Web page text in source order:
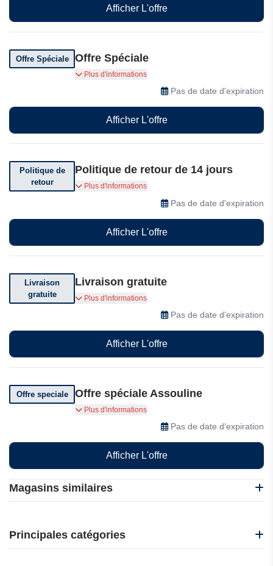
Magasins similaires
Boutique-dalloz
Le telegramme
Principales catégories
Afficher L'offre
Offre Spéciale Offre Spéciale
Assouline vous propose des offres
exceptionnelles à ses clients alors visitez et
Plus d'informations
Pas de date d'expiration
Afficher L'offre
Politique de
retour
Politique de retour de 14 jours
Assouline offre une politique de retour de 14
Plus d'informations
Pas de date d'expiration
Afficher L'offre
Livraison
gratuite
Livraison gratuite
Livraison gratuite pour toute commande
Plus d'informations
Pas de date d'expiration
Afficher L'offre
Offre speciale Offre spéciale Assouline
Un sac fourre-tout offert pour votre premier
Plus d'informations
Pas de date d'expiration
Afficher L'offre